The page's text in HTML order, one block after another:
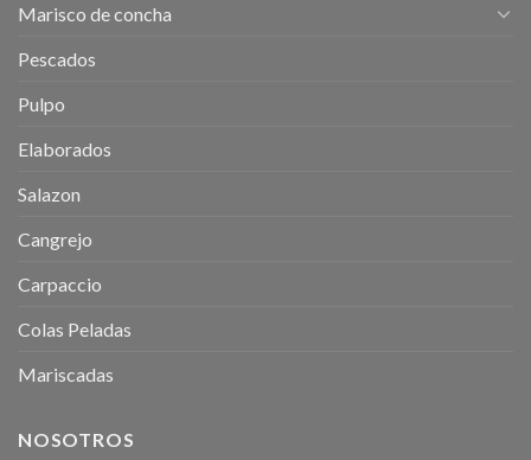
Marisco de concha
Pescados
Pulpo
Elaborados
Salazon
Cangrejo
Carpaccio
Colas Peladas
Mariscadas
NOSOTROS